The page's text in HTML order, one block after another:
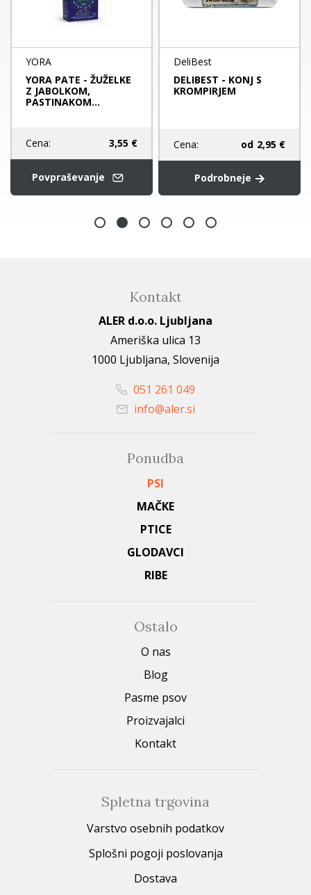
YORA
YORA PATE - ŽUŽELKE
Z JABOLKOM,
PASTINAKOM...
Cena: 3,55 €
Povpraševanje
DeliBest
DELIBEST - KONJ S
KROMPIRJEM
Cena: od 2,95 €
Podrobneje
Kontakt
ALER d.o.o. Ljubljana
Ameriška ulica 13
1000 Ljubljana, Slovenija
051 261 049
info@aler.si
Ponudba
PSI
MAČKE
PTICE
GLODAVCI
RIBE
Ostalo
O nas
Blog
Pasme psov
Proizvajalci
Kontakt
Spletna trgovina
Varstvo osebnih podatkov
Splošni pogoji poslovanja
Dostava